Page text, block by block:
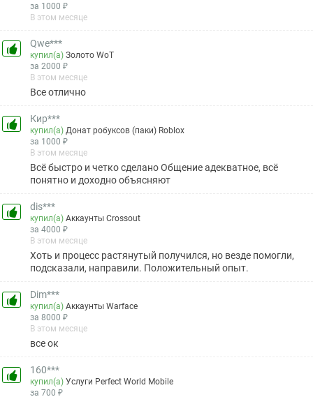
за 1000 ₽
В этом месяце
Qwe***
купил(а)Золото WoT
за 2000 ₽
В этом месяце
Все отлично
Кир***
купил(а)Донат робуксов (паки) Roblox
за 1000 ₽
В этом месяце
Всё быстро и четко сделано Общение адекватное, всё
понятно и доходно объясняют
dis***
купил(а)Аккаунты Crossout
за 4000 ₽
В этом месяце
Хоть и процесс растянутый получился, но везде помогли,
подсказали, направили. Положительный опыт.
Dim***
купил(а)Аккаунты Warface
за 8000 ₽
В этом месяце
все ок
160***
купил(а)Услуги Perfect World Mobile
за 700 ₽